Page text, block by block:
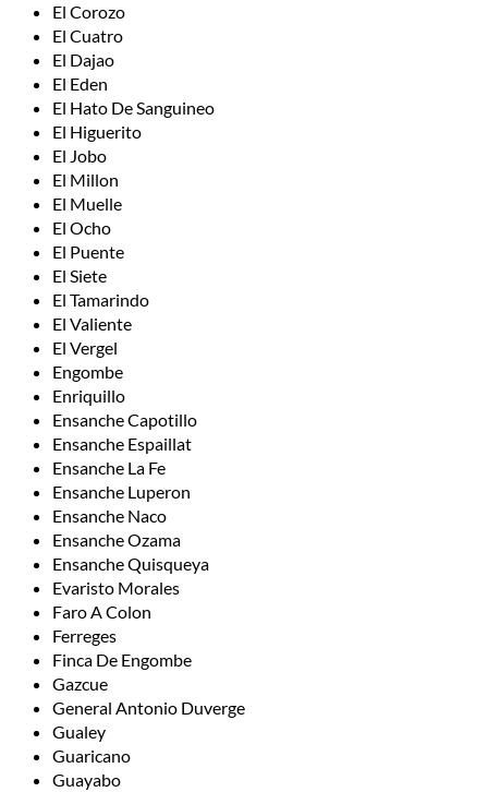
El Corozo
El Cuatro
El Dajao
El Eden
El Hato De Sanguineo
El Higuerito
El Jobo
El Millon
El Muelle
El Ocho
El Puente
El Siete
El Tamarindo
El Valiente
El Vergel
Engombe
Enriquillo
Ensanche Capotillo
Ensanche Espaillat
Ensanche La Fe
Ensanche Luperon
Ensanche Naco
Ensanche Ozama
Ensanche Quisqueya
Evaristo Morales
Faro A Colon
Ferreges
Finca De Engombe
Gazcue
General Antonio Duverge
Gualey
Guaricano
Guayabo